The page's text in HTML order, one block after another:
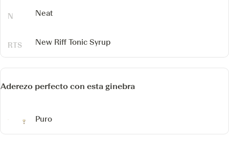
Neat
New Riff Tonic Syrup
Aderezo perfecto con esta ginebra
Puro